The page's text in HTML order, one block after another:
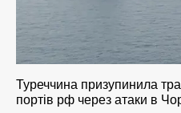
Туреччина призупинила
портів рф через атаки в